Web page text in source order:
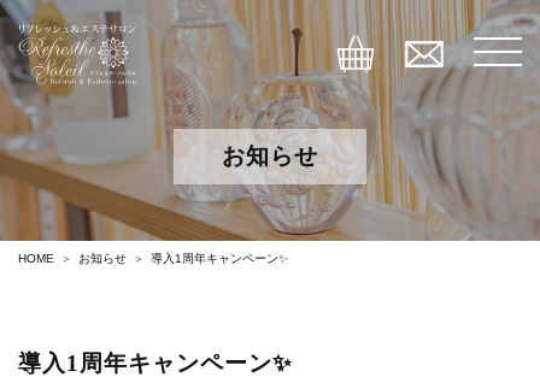
お知らせ
HOME お知らせ 導入1周年キャンペーン✨
導入1周年キャンペーン✨